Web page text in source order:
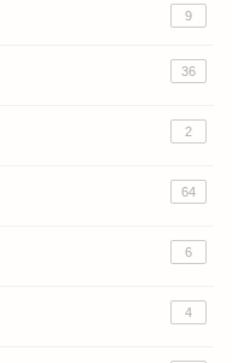
9
36
2
64
6
4